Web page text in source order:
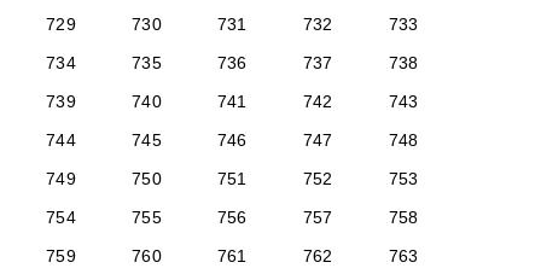
729
730 731 732
733
734
735 736 737
738
739
740 741 742
743
744
745 746 747
748
749
750 751 752
753
754
755 756 757
758
759
760 761 762
763